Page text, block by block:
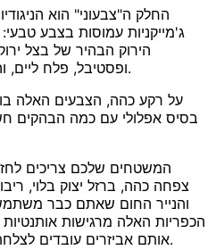
החלק ה"צבעוני" הוא
ג'מייקניות עמוסות בצבע
הירוק הבהיר של בצל
ופסטיבל, פלח ליים, והאדום העמוק של משקה סורל.
על רקע כהה, הצבעים האלה
בסיס אפלולי עם כמה הבהקים
המשטחים שלכם צריכים
צפחה כהה, ברזל יצוק בלוי,
והנייר החום שאתם כבר
הכפריות האלה מרגישות
אותם אביזרים עובדיםגדול.